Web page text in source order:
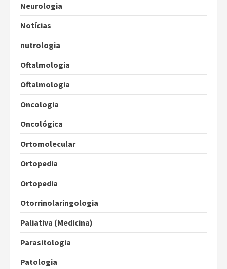
Neurologia
Notícias
nutrologia
Oftalmologia
Oftalmologia
Oncologia
Oncológica
Ortomolecular
Ortopedia
Ortopedia
Otorrinolaringologia
Paliativa (Medicina)
Parasitologia
Patologia